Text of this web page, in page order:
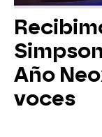
Año
voces